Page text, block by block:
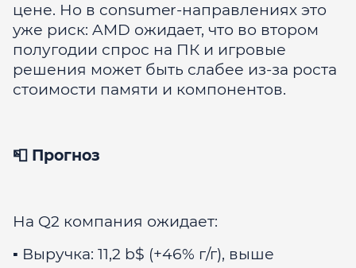
цене. Но в consumer-направлениях это
уже риск: AMD ожидает, что во втором
полугодии спрос на ПК и игровые
решения может быть слабее из-за роста
стоимости памяти и компонентов.
📮 Прогноз
На Q2 компания ожидает:
▪️ Выручка: 11,2 b$ (+46% г/г), выше